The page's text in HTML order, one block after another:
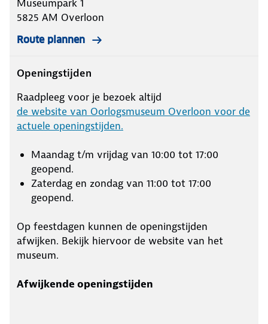
Museumpark 1
5825 AM Overloon
Route plannen
Openingstijden
Raadpleeg voor je bezoek altijd
de website van Oorlogsmuseum Overloon voor de
actuele openingstijden.
Maandag t/m vrijdag van 10:00 tot 17:00
geopend.
Zaterdag en zondag van 11:00 tot 17:00
geopend.
Op feestdagen kunnen de openingstijden
afwijken. Bekijk hiervoor de website van het
museum.
Afwijkende openingstijden